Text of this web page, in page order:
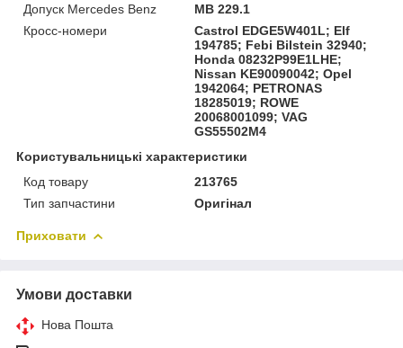
Допуск Mercedes Benz
MB 229.1
Кросс-номери
Castrol EDGE5W401L; Elf
194785; Febi Bilstein 32940;
Honda 08232P99E1LHE;
Nissan KE90090042; Opel
1942064; PETRONAS
18285019; ROWE
20068001099; VAG
GS55502M4
Користувальницькі характеристики
Код товару
213765
Тип запчастини
Оригінал
Приховати
Умови доставки
Нова Пошта